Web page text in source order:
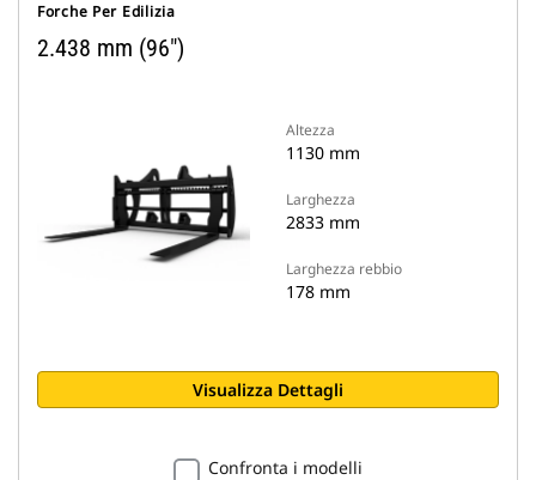
Forche Per Edilizia
2.438 mm (96")
Altezza
1130 mm
Larghezza
2833 mm
Larghezza rebbio
178 mm
Visualizza Dettagli
Confronta i modelli